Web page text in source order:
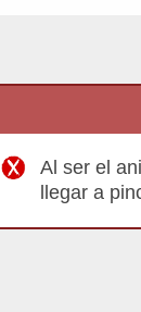
Al ser el
llegar a